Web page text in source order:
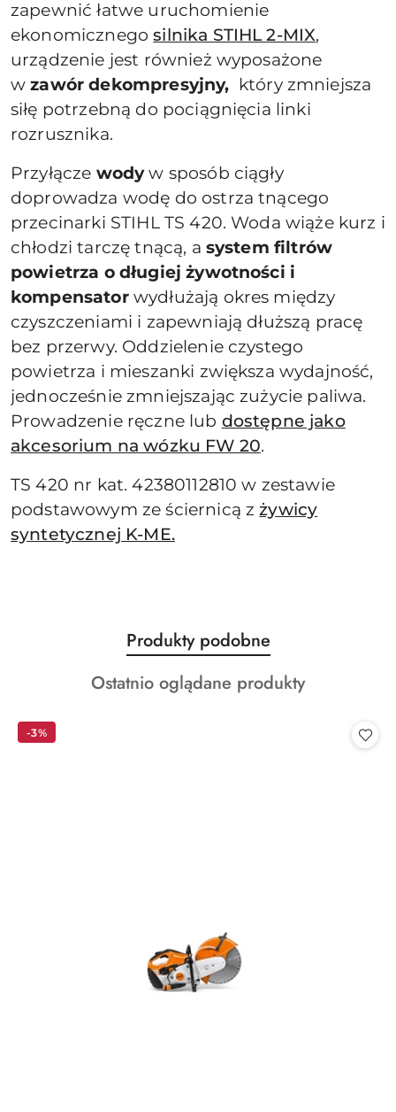
zapewnić łatwe uruchomienie
ekonomicznegosilnika STIHL 2-MIX,
urządzenie jest również wyposażone
wzawór dekompresyjny, który zmniejsza
siłę potrzebną do pociągnięcia linki
rozrusznika.
Przyłącze wodyw sposób ciągły
doprowadza wodę do ostrza tnącego
przecinarki STIHL TS 420. Woda wiąże kurz i
chłodzi tarczę tnącą, a system filtrów
powietrza o długiej żywotności i
kompensatorwydłużają okres między
czyszczeniami i zapewniają dłuższą pracę
bez przerwy. Oddzielenie czystego
powietrza i mieszanki zwiększa wydajność,
jednocześnie zmniejszając zużycie paliwa.
Prowadzenie ręczne lub dostępne jako
akcesorium na wózku FW 20.
TS 420 nr kat. 42380112810 w zestawie
podstawowym ze ściernicą zżywicy
syntetycznej K-ME.
Pomiń karuzelę produktów
Produkty
o
statusie:
Produkty podobne
Produkty
Ostatnio oglądane produkty
-3%